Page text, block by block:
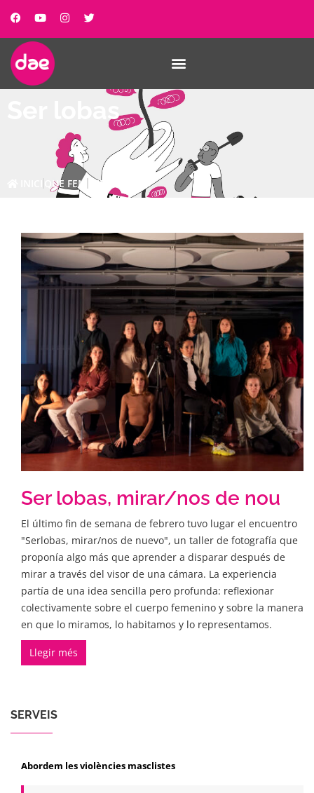
Ser lobas
QUE FEM SER LOBAS
SERVEIS
Abordem les violències masclistes
Ser lobas, mirar/nos de nou
El último fin de semana de febrero tuvo lugar el encuentro
"Serlobas, mirar/nos de nuevo", un taller de fotografía que
proponía algo más que aprender a disparar después de
mirar a través del visor de una cámara. La experiencia
partía de una idea sencilla pero profunda: reflexionar
colectivamente sobre el cuerpo femenino y sobre la manera
en que lo miramos, lo habitamos y lo representamos.
Llegir més